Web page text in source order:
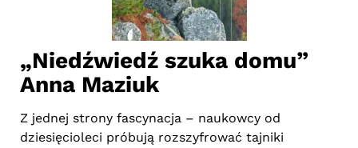
„Niedźwiedź szuka domu”
Anna Maziuk
Z jednej strony fascynacja – naukowcy od
dziesięcioleci próbują rozszyfrować tajniki